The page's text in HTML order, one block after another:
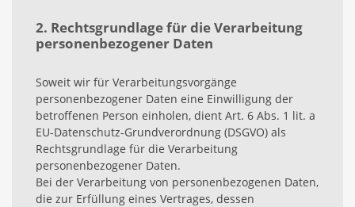
2. Rechtsgrundlage für die Verarbeitung
personenbezogener Daten
Soweit wir für Verarbeitungsvorgänge
personenbezogener Daten eine Einwilligung der
betroffenen Person einholen, dient Art. 6 Abs. 1 lit. a
EU-Datenschutz-Grundverordnung (DSGVO) als
Rechtsgrundlage für die Verarbeitung
personenbezogener Daten.
Bei der Verarbeitung von personenbezogenen Daten,
die zur Erfüllung eines Vertrages, dessen